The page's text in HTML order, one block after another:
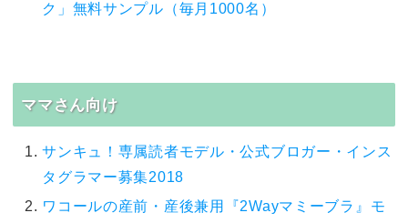
ク」無料サンプル（毎月1000名）
ママさん向け
サンキュ！専属読者モデル・公式ブロガー・インス
タグラマー募集2018
ワコールの産前・産後兼用『2Wayマミーブラ』モ